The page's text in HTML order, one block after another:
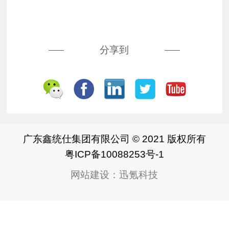
分享到
广东鑫统仕集团有限公司 © 2021 版权所有
粤ICP备10088253号-1
网站建设 ：迅氪科技